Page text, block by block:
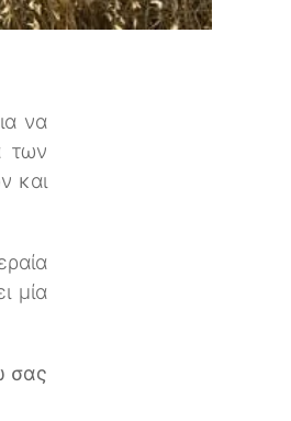
να
των
και
μία
σας